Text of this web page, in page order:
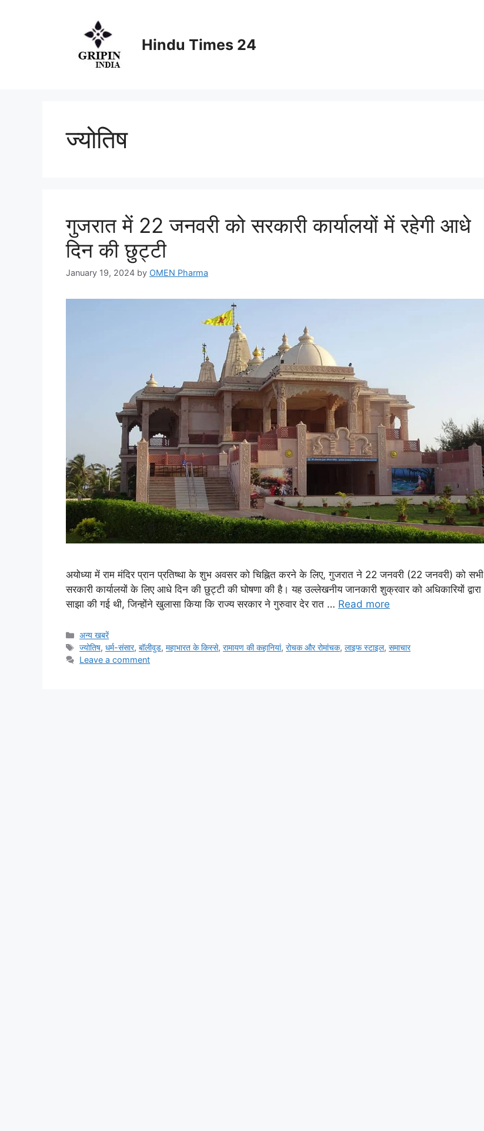
Hindu Times 24
ज्योतिष
गुजरात में 22 जनवरी को सरकारी कार्यालयों में रहेगी आधे
दिन की छुट्टी
January 19, 2024 by OMEN Pharma
अयोध्या में राम मंदिर प्रान प्रतिष्था के शुभ अवसर को चिह्नित करने के लिए, गुजरात ने 22 जनवरी (22 जनवरी) को सभी
सरकारी कार्यालयों के लिए आधे दिन की छुट्टी की घोषणा की है। यह उल्लेखनीय जानकारी शुक्रवार को अधिकारियों द्वारा
साझा की गई थी, जिन्होंने खुलासा किया कि राज्य सरकार ने गुरुवार देर रात … Read more
Categories
अन्य खबरें
Tags
ज्योतिष,धर्म-संसार,बॉलीवुड,महाभारत के किस्से,रामायण की कहानियां,रोचक और रोमांचक,लाइफ स्‍टाइल,समाचार
Leave a comment